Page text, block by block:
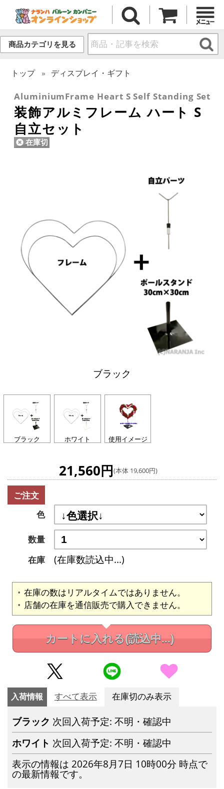
商品カテゴリを見る
トップ ディスプレイ・ギフト
AluminiumFrame Heart S Self Standing Set
装飾アルミフレーム ハート S
自立セット
在庫切
ブラック
ブラック ホワイト 使用イメージ
21,560円(本体 19,600円)
ご注文
色
数量
在庫
(在庫数読込中...)
在庫の数はリアルタイムではありません。
店舗の在庫を通信販売で購入できません。
カートに入れる(読込中...)
入荷情報 すべて表示 在庫切のみ表示
ブラック 次回入荷予定: 不明・確認中
ホワイト 次回入荷予定: 不明・確認中
表示の情報は 2026年8月7日 10時00分 時点で
の最新情報です。